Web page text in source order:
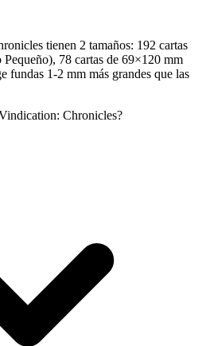
tienen 2 tamaños: 192 cartas
78 cartas de 69×120 mm
fundas 1-2 mm más grandes que las
Chronicles?